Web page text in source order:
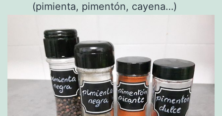
(pimienta, pimentón, cayena…)